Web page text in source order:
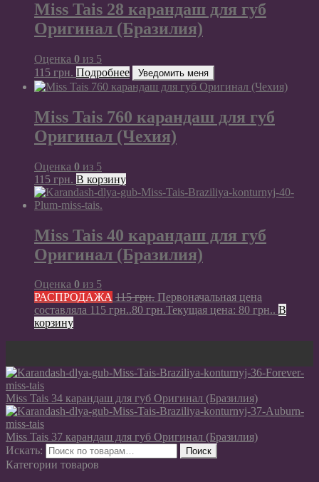
Miss Tais 28 карандаш для губ
Оригинал (Бразилия)
Оценка 0 из 5
115 грн. Подробнее Уведомить меня
Miss Tais 760 карандаш для губ
Оригинал (Чехия)
Оценка 0 из 5
115 грн. В корзину
Miss Tais 40 карандаш для губ
Оригинал (Бразилия)
Оценка 0 из 5
РАСПРОДАЖА 115грн. Первоначальная цена
составляла 115 грн..80 грн.Текущая цена: 80 грн.. В
корзину
Miss Tais 34 карандаш для губ Оригинал (Бразилия)
Miss Tais 37 карандаш для губ Оригинал (Бразилия)
Искать:
Поиск
Категории товаров